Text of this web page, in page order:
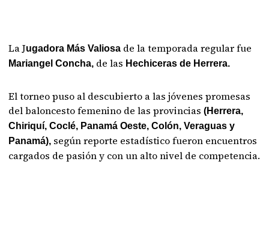
La Jugadora Más Valiosa de la temporada regular fue
Mariangel Concha, de las Hechiceras de Herrera.
El torneo puso al descubierto a las jóvenes promesas
del baloncesto femenino de las provincias(Herrera,
Chiriquí, Coclé, Panamá Oeste, Colón, Veraguas y
Panamá), según reporte estadístico fueron encuentros
cargados de pasión y con un alto nivel de competencia.